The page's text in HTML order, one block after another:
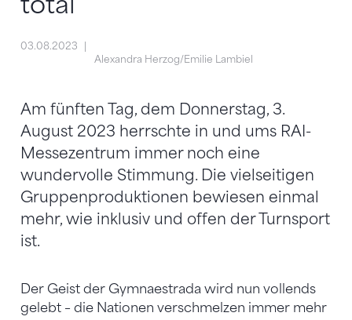
03.08.2023
Alexandra Herzog/Emilie Lambiel
Am fünften Tag, dem Donnerstag, 3.
August 2023 herrschte in und ums RAI-
Messezentrum immer noch eine
wundervolle Stimmung. Die vielseitigen
Gruppenproduktionen bewiesen einmal
mehr, wie inklusiv und offen der Turnsport
ist.
Der Geist der Gymnaestrada wird nun vollends
gelebt – die Nationen verschmelzen immer mehr